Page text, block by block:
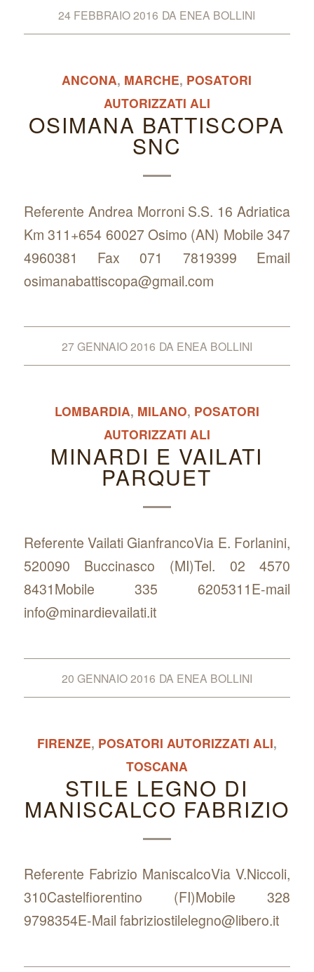
24 FEBBRAIO 2016 DA ENEA BOLLINI
ANCONA, MARCHE, POSATORI
AUTORIZZATI ALI
OSIMANA BATTISCOPA
SNC
Referente Andrea Morroni S.S. 16 Adriatica
Km 311+654 60027 Osimo (AN) Mobile 347
4960381 Fax 071 7819399 Email
osimanabattiscopa@gmail.com
27 GENNAIO 2016 DA ENEA BOLLINI
LOMBARDIA, MILANO, POSATORI
AUTORIZZATI ALI
MINARDI E VAILATI
PARQUET
Referente Vailati GianfrancoVia E. Forlanini,
520090 Buccinasco (MI)Tel. 02 4570
8431Mobile 335 6205311E-mail
info@minardievailati.it
20 GENNAIO 2016 DA ENEA BOLLINI
FIRENZE, POSATORI AUTORIZZATI ALI,
TOSCANA
STILE LEGNO DI
MANISCALCO FABRIZIO
Referente Fabrizio ManiscalcoVia V.Niccoli,
310Castelfiorentino (FI)Mobile 328
9798354E-Mail fabriziostilelegno@libero.it